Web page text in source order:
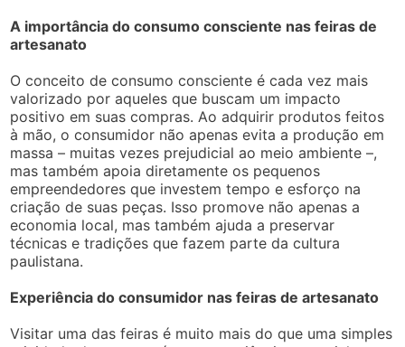
A importância do consumo consciente nas feiras de
artesanato
O conceito de consumo consciente é cada vez mais
valorizado por aqueles que buscam um impacto
positivo em suas compras. Ao adquirir produtos feitos
à mão, o consumidor não apenas evita a produção em
massa – muitas vezes prejudicial ao meio ambiente –,
mas também apoia diretamente os pequenos
empreendedores que investem tempo e esforço na
criação de suas peças. Isso promove não apenas a
economia local, mas também ajuda a preservar
técnicas e tradições que fazem parte da cultura
paulistana.
Experiência do consumidor nas feiras de artesanato
Visitar uma das feiras é muito mais do que uma simples